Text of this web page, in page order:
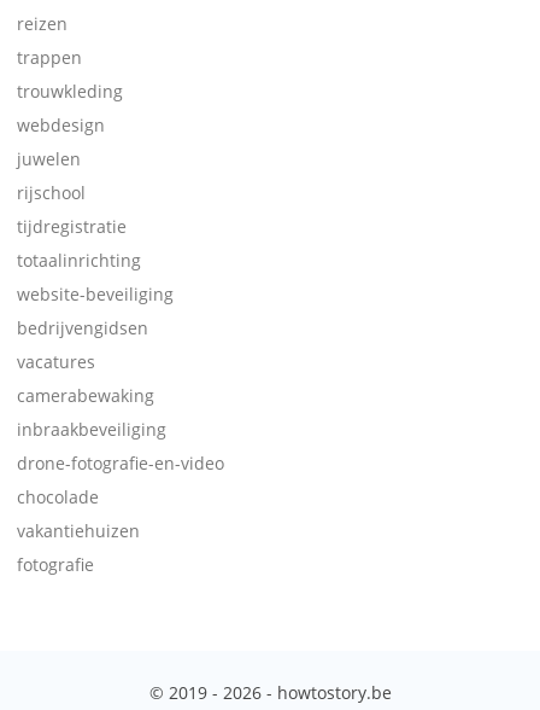
reizen
trappen
trouwkleding
webdesign
juwelen
rijschool
tijdregistratie
totaalinrichting
website-beveiliging
bedrijvengidsen
vacatures
camerabewaking
inbraakbeveiliging
drone-fotografie-en-video
chocolade
vakantiehuizen
fotografie
© 2019 - 2026 - howtostory.be